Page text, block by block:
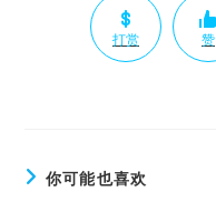
打赏 赞
你可能也喜欢